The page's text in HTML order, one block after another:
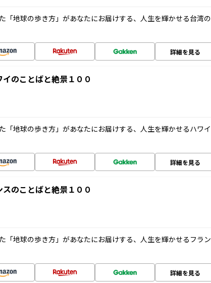
「地球の歩き方」があなたにお届けする、人生を輝かせる台湾の
詳細を見る
のことばと絶景１００
「地球の歩き方」があなたにお届けする、人生を輝かせるハワイ
詳細を見る
のことばと絶景１００
「地球の歩き方」があなたにお届けする、人生を輝かせるフラン
詳細を見る